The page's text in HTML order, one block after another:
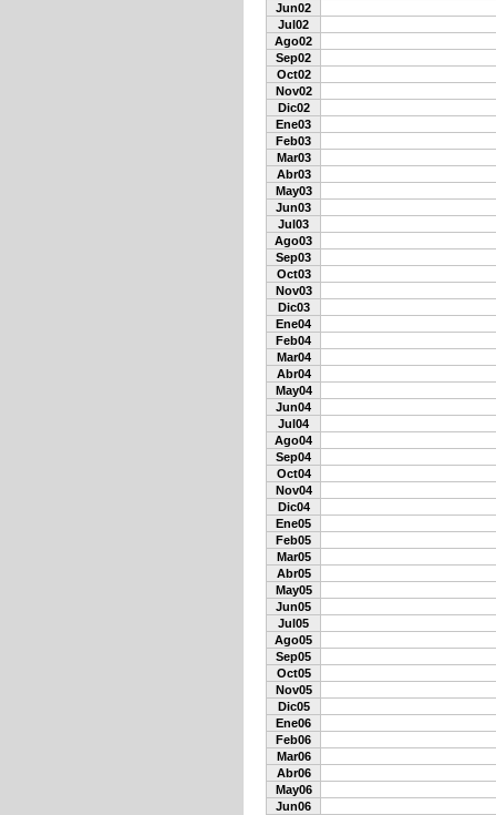
Jun02
Jul02
Ago02
Sep02
Oct02
Nov02
Dic02
Ene03
Feb03
Mar03
Abr03
May03
Jun03
Jul03
Ago03
Sep03
Oct03
Nov03
Dic03
Ene04
Feb04
Mar04
Abr04
May04
Jun04
Jul04
Ago04
Sep04
Oct04
Nov04
Dic04
Ene05
Feb05
Mar05
Abr05
May05
Jun05
Jul05
Ago05
Sep05
Oct05
Nov05
Dic05
Ene06
Feb06
Mar06
Abr06
May06
Jun06